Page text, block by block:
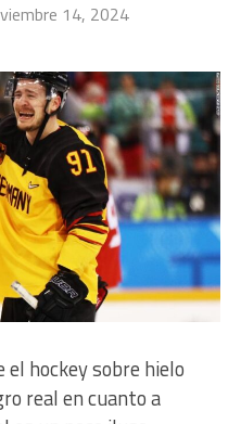
14, 2024
el hockey sobre hielo
real en cuanto a